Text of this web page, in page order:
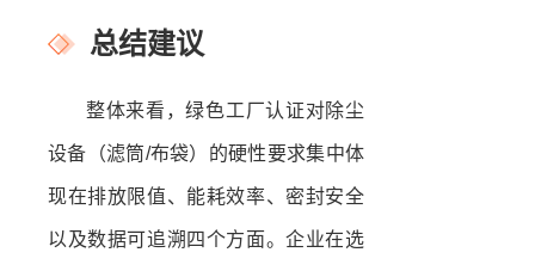
总结建议
整体来看，绿色工厂认证对除尘
设备（滤筒/布袋）的硬性要求集中体
现在排放限值、能耗效率、密封安全
以及数据可追溯四个方面。企业在选